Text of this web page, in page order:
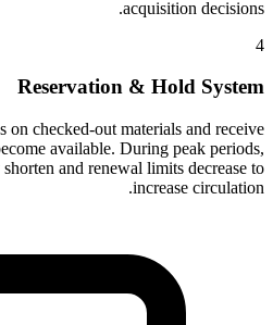
acquisition decisions.
4
Reservation & Hold System
on checked-out materials and receive
available. During peak periods,
and renewal limits decrease to
increase circulation.